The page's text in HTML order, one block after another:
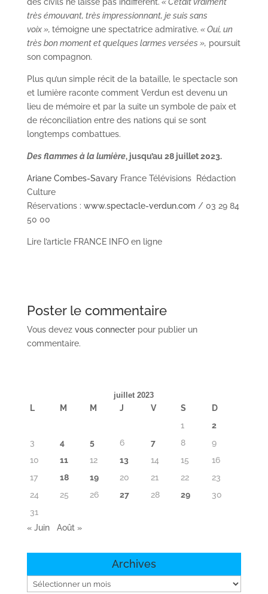
très émouvant, très impressionnant, je suis sans
voix », témoigne une spectatrice admirative. « Oui, un
très bon moment et quelques larmes versées », poursuit
son compagnon.
Plus qu’un simple récit de la bataille, le spectacle son
et lumière raconte comment Verdun est devenu un
lieu de mémoire et par la suite un symbole de paix et
de réconciliation entre des nations qui se sont
longtemps combattues.
Des flammes à la lumière, jusqu’au 28 juillet 2023.
Article rédigé par
Ariane Combes-Savary France Télévisions
Rédaction
Culture
Réservations : www.spectacle-verdun.com / 03 29 84
50 00
Lire l’article FRANCE INFO en ligne
Poster le commentaire
Vous devez vous connecterpour publier un
commentaire.
juillet 2023
L M M J V S
D
1
2
3
4 5 6 7 8
9
10
11 12 13 14 15
16
17
18 19 20 21 22
23
24
25 26 27 28 29
30
31
« Juin
Août »
Archives
Archives